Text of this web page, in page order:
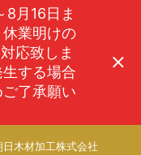
月16日ま
業明けの
応致しま
する場合
了承願い
日木材加工株式会社